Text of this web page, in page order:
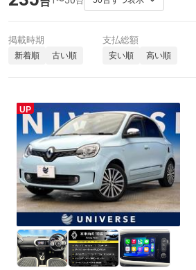
掲載時期
新着順 古い順
支払総額
安い順 高い順
UP